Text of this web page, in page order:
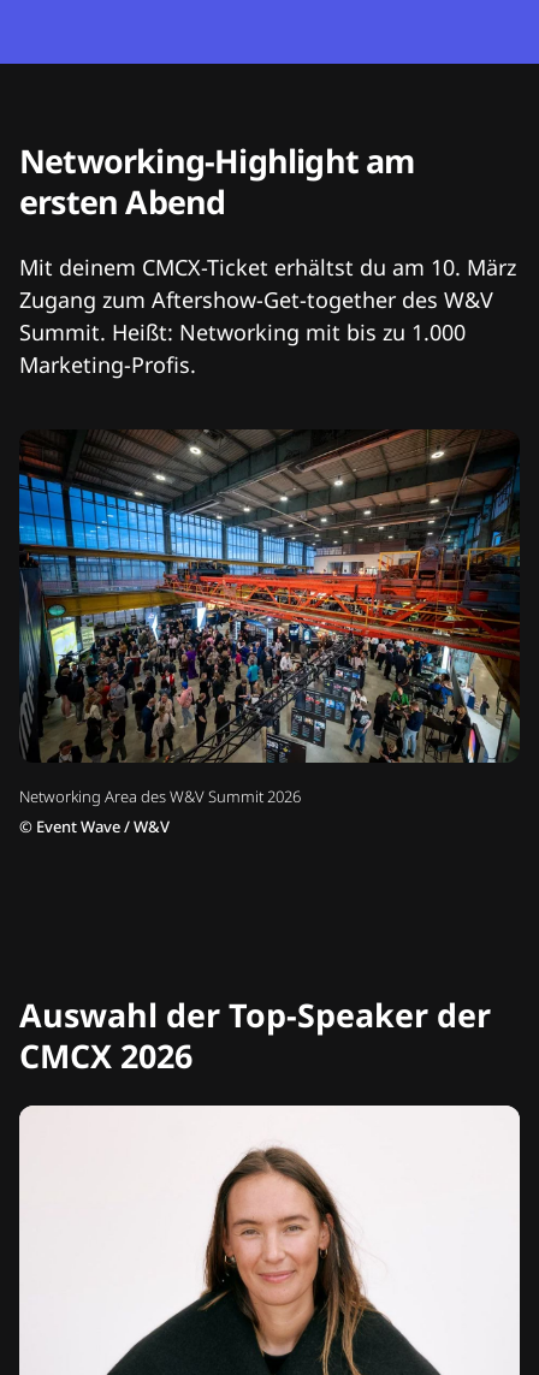
Networking Area des W&V Summit 2026
© Event Wave / W&V
Networking-Highlight am
ersten Abend
Mit deinem CMCX-Ticket erhältst du am 10. März
Zugang zum Aftershow-Get-together des W&V
Summit. Heißt: Networking mit bis zu 1.000
Marketing-Profis.
Auswahl der Top-Speaker der
CMCX 2026